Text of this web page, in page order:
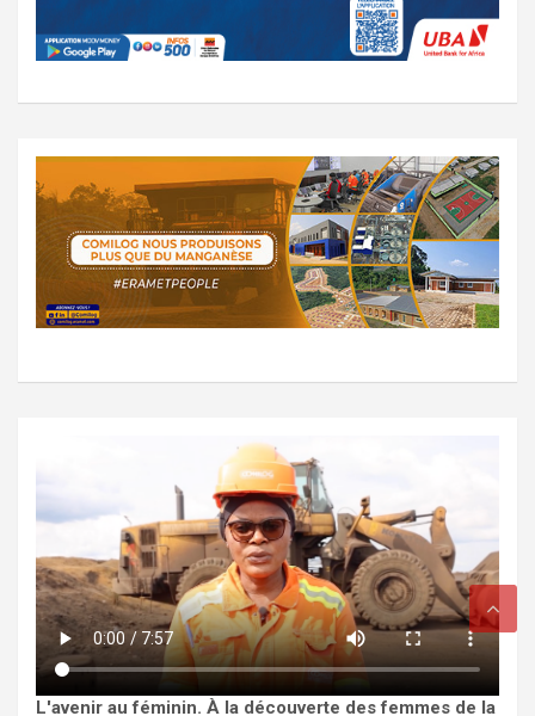
L'avenir au féminin. À la découverte des femmes de la